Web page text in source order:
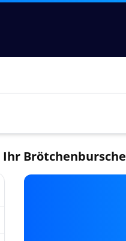
Ihr Brötchenbursche